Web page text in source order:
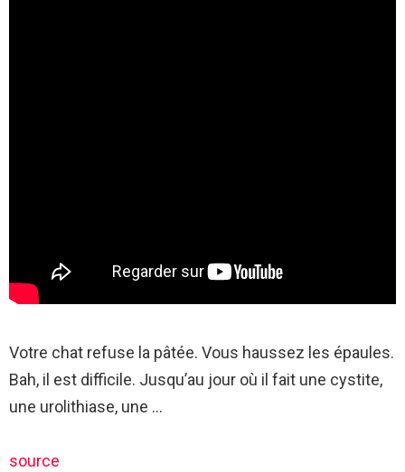
Votre chat refuse la pâtée. Vous haussez les épaules.
Bah, il est difficile. Jusqu’au jour où il fait une cystite,
une urolithiase, une …
source